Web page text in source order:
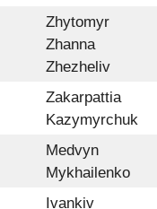
Zhytomyr
Zhanna
Zhezheliv
Zakarpattia
Kazymyrchuk
Medvyn
Mykhailenko
Ivankiv